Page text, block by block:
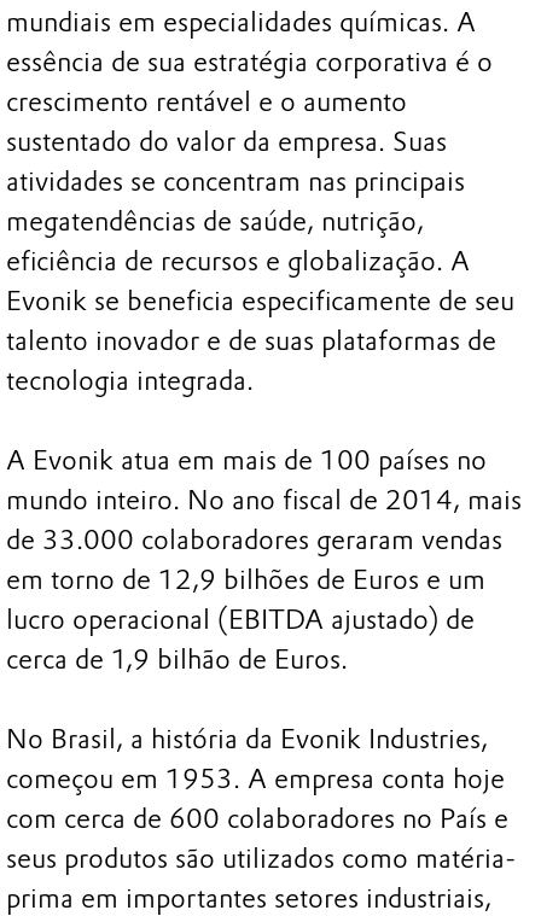
mundiais em especialidades químicas. A
essência de sua estratégia corporativa é o
crescimento rentável e o aumento
sustentado do valor da empresa. Suas
atividades se concentram nas principais
megatendências de saúde, nutrição,
eficiência de recursos e globalização. A
Evonik se beneficia especificamente de seu
talento inovador e de suas plataformas de
tecnologia integrada.
A Evonik atua em mais de 100 países no
mundo inteiro. No ano fiscal de 2014, mais
de 33.000 colaboradores geraram vendas
em torno de 12,9 bilhões de Euros e um
lucro operacional (EBITDA ajustado) de
cerca de 1,9 bilhão de Euros.
No Brasil, a história da Evonik Industries,
começou em 1953. A empresa conta hoje
com cerca de 600 colaboradores no País e
seus produtos são utilizados como matéria-
prima em importantes setores industriais,